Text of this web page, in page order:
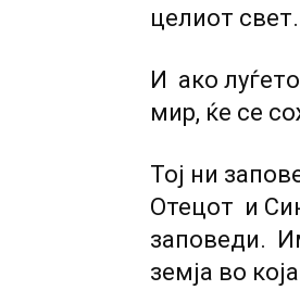
целиот свет.
И ако
мир, ќе се
Тој ни
Отецот и
заповеди.
земја во